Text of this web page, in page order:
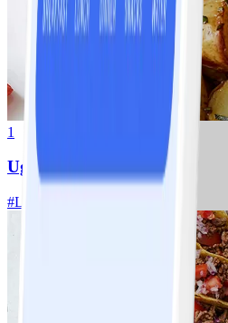
1
Ugnsrostad potatis
#Lätt